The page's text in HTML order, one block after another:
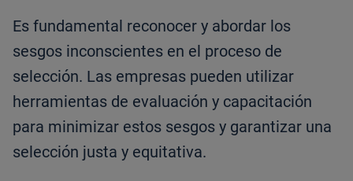
Es fundamental reconocer y abordar los
sesgos inconscientes en el proceso de
selección. Las empresas pueden utilizar
herramientas de evaluación y capacitación
para minimizar estos sesgos y garantizar una
selección justa y equitativa.